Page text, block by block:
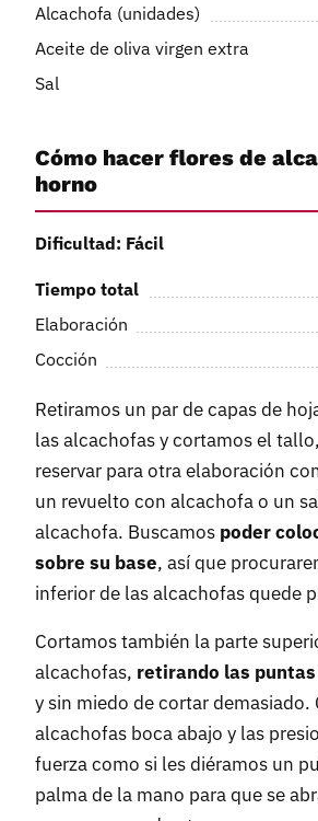
Alcachofa (unidades)
Aceite de oliva virgen extra
Sal
Cómo hacer flores de
horno
Dificultad: Fácil
Tiempo total
Elaboración
Cocción
Retiramos un par de capas de
las alcachofas y cortamos el
reservar para otra elaboración
un revuelto con alcachofa o un
alcachofa. Buscamos poder
sobre su base, así que
inferior de las alcachofas quede
Cortamos también la parte
alcachofas, retirando las
y sin miedo de cortar demasiado.
alcachofas boca abajo y las
fuerza como si les diéramos un
palma de la mano para que se